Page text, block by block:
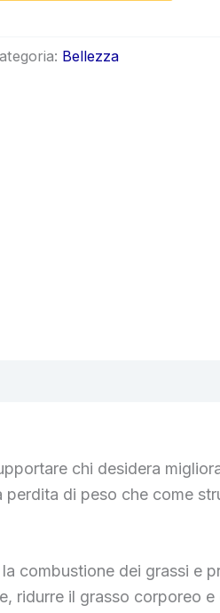
Bellezza
chi desidera
di peso che come
combustione dei grassi e
ridurre il grasso corporeo